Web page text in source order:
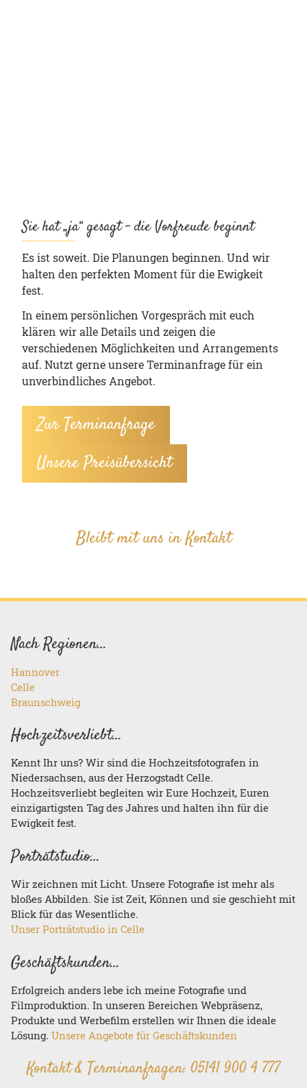
Sie hat „ja“ gesagt – die Vorfreude beginnt
Es ist soweit. Die Planungen beginnen. Und wir
halten den perfekten Moment für die Ewigkeit
fest.
In einem persönlichen Vorgespräch mit euch
klären wir alle Details und zeigen die
verschiedenen Möglichkeiten und Arrangements
auf. Nutzt gerne unsere Terminanfrage für ein
unverbindliches Angebot.
Zur Terminanfrage
Unsere Preisübersicht
Bleibt mit uns in Kontakt
Nach Regionen…
Hannover
Celle
Braunschweig
Hochzeitsverliebt…
Kennt Ihr uns? Wir sind die Hochzeitsfotografen in
Niedersachsen, aus der Herzogstadt Celle.
Hochzeitsverliebt begleiten wir Eure Hochzeit, Euren
einzigartigsten Tag des Jahres und halten ihn für die
Ewigkeit fest.
Porträtstudio…
Wir zeichnen mit Licht. Unsere Fotografie ist mehr als
bloßes Abbilden. Sie ist Zeit, Können und sie geschieht mit
Blick für das Wesentliche.
Unser Porträtstudio in Celle
Geschäftskunden…
Erfolgreich anders lebe ich meine Fotografie und
Filmproduktion. In unseren Bereichen Webpräsenz,
Produkte und Werbefilm erstellen wir Ihnen die ideale
Lösung. Unsere Angebote für Geschäftskunden
Kontakt & Terminanfragen: 05141 900 4 777